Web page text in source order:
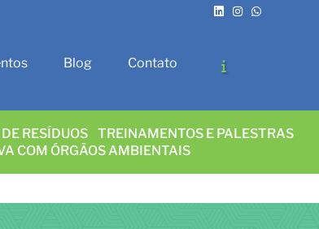
Blog Contato
RESÍDUOS
TREINAMENTOS E PALESTRAS
COM ÓRGÃOS AMBIENTAIS